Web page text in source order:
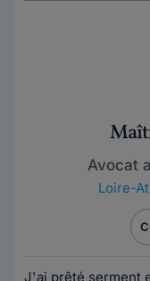
Avocat
Loire-
J'ai prêté serment